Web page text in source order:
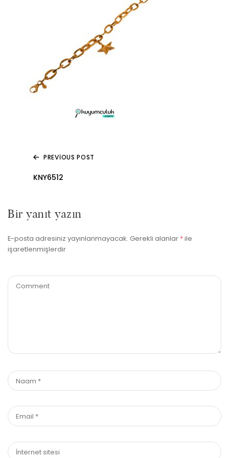
PREVIOUS POST
KNY6512
Bir yanıt yazın
E-posta adresiniz yayınlanmayacak. Gerekli alanlar *ile
işaretlenmişlerdir